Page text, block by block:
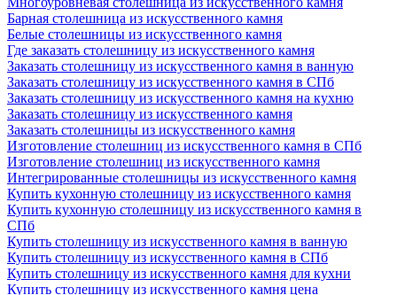
Барная столешница из искусственного камня
Белые столешницы из искусственного камня
Где заказать столешницу из искусственного камня
Заказать столешницу из искусственного камня в ванную
Заказать столешницу из искусственного камня в СПб
Заказать столешницу из искусственного камня на кухню
Заказать столешницу из искусственного камня
Заказать столешницы из искусственного камня
Изготовление столешниц из искусственного камня в СПб
Изготовление столешниц из искусственного камня
Интегрированные столешницы из искусственного камня
Купить кухонную столешницу из искусственного камня
Купить кухонную столешницу из искусственного камня в
СПб
Купить столешницу из искусственного камня в ванную
Купить столешницу из искусственного камня в СПб
Купить столешницу из искусственного камня для кухни
Купить столешницу из искусственного камня цена